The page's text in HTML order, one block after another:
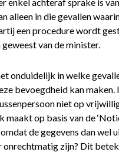
alleen in die gevallen
een procedure wordt
van de minister.
onduidelijk in welke
bevoegdheid kan maken.
niet op
op basis van de
de gegevens dan wel
onrechtmatig zijn? Dit